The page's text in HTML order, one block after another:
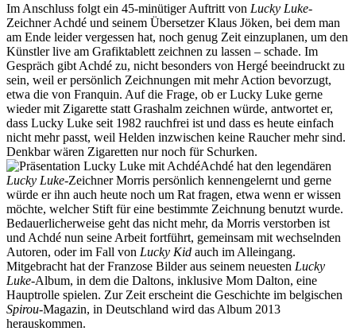
Im Anschluss folgt ein 45-minütiger Auftritt von Lucky Luke-
Zeichner Achdé und seinem Übersetzer Klaus Jöken, bei dem man
am Ende leider vergessen hat, noch genug Zeit einzuplanen, um den
Künstler live am Grafiktablett zeichnen zu lassen – schade. Im
Gespräch gibt Achdé zu, nicht besonders von Hergé beeindruckt zu
sein, weil er persönlich Zeichnungen mit mehr Action bevorzugt,
etwa die von Franquin. Auf die Frage, ob er Lucky Luke gerne
wieder mit Zigarette statt Grashalm zeichnen würde, antwortet er,
dass Lucky Luke seit 1982 rauchfrei ist und dass es heute einfach
nicht mehr passt, weil Helden inzwischen keine Raucher mehr sind.
Denkbar wären Zigaretten nur noch für Schurken.
Achdé hat den legendären
Lucky Luke-Zeichner Morris persönlich kennengelernt und gerne
würde er ihn auch heute noch um Rat fragen, etwa wenn er wissen
möchte, welcher Stift für eine bestimmte Zeichnung benutzt wurde.
Bedauerlicherweise geht das nicht mehr, da Morris verstorben ist
und Achdé nun seine Arbeit fortführt, gemeinsam mit wechselnden
Autoren, oder im Fall von Lucky Kid auch im Alleingang.
Mitgebracht hat der Franzose Bilder aus seinem neuesten Lucky
Luke-Album, in dem die Daltons, inklusive Mom Dalton, eine
Hauptrolle spielen. Zur Zeit erscheint die Geschichte im belgischen
Spirou-Magazin, in Deutschland wird das Album 2013
herauskommen.